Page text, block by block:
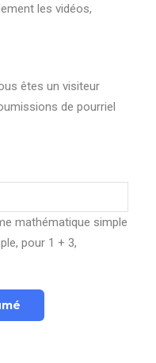
les vidéos,
êtes un visiteur
de pourriel
mathématique simple
pour 1 + 3,